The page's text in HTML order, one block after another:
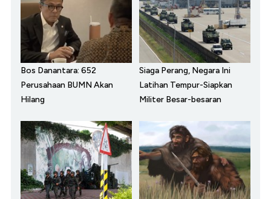
Bos Danantara: 652
Perusahaan BUMN Akan
Hilang
Siaga Perang, Negara Ini
Latihan Tempur-Siapkan
Militer Besar-besaran